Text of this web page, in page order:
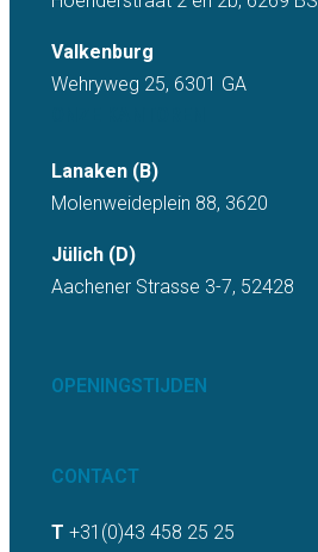
Valkenburg
Wehryweg 25, 6301 GA
Lanaken (B)
Molenweideplein 88, 3620
Jülich (D)
Aachener Strasse 3-7, 52428
OPENINGSTIJDEN
CONTACT
T +31(0)43 458 25 25